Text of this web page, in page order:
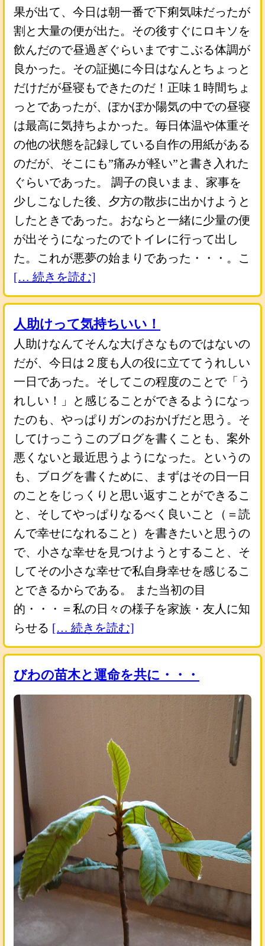
果が出て、今日は朝一番で下痢気味だったが
割と大量の便が出た。その後すぐにロキソを
飲んだので昼過ぎぐらいまですこぶる体調が
良かった。その証拠に今日はなんとちょっと
だけだが昼寝もできたのだ！正味１時間ちょ
っとであったが、ぽかぽか陽気の中での昼寝
は最高に気持ちよかった。毎日体温や体重そ
の他の状態を記録している自作の用紙がある
のだが、そこにも”痛みが軽い”と書き入れた
ぐらいであった。 調子の良いまま、家事を
少しこなした後、夕方の散歩に出かけようと
したときであった。おならと一緒に少量の便
が出そうになったのでトイレに行って出し
た。これが悪夢の始まりであった・・・。こ
[… 続きを読む]
人助けって気持ちいい！
人助けなんてそんな大げさなものではないの
だが、今日は２度も人の役に立ててうれしい
一日であった。そしてこの程度のことで「う
れしい！」と感じることができるようになっ
たのも、やっぱりガンのおかげだと思う。そ
してけっこうこのブログを書くことも、案外
悪くないと最近思うようになった。というの
も、ブログを書くために、まずはその日一日
のことをじっくりと思い返すことができるこ
と、そしてやっぱりなるべく良いこと（＝読
んで幸せになれること）を書きたいと思うの
で、小さな幸せを見つけようとすること、そ
してその小さな幸せで私自身幸せを感じるこ
とできるからである。 また当初の目
的・・・＝私の日々の様子を家族・友人に知
らせる [… 続きを読む]
びわの苗木と運命を共に・・・